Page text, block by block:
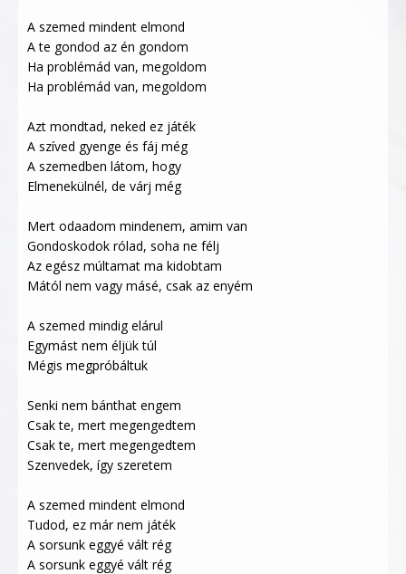
A szemed mindent elmond
A te gondod az én gondom
Ha problémád van, megoldom
Ha problémád van, megoldom
Azt mondtad, neked ez játék
A szíved gyenge és fáj még
A szemedben látom, hogy
Elmenekülnél, de várj még
Mert odaadom mindenem, amim van
Gondoskodok rólad, soha ne félj
Az egész múltamat ma kidobtam
Mától nem vagy másé, csak az enyém
A szemed mindig elárul
Egymást nem éljük túl
Mégis megpróbáltuk
Senki nem bánthat engem
Csak te, mert megengedtem
Csak te, mert megengedtem
Szenvedek, így szeretem
A szemed mindent elmond
Tudod, ez már nem játék
A sorsunk eggyé vált rég
A sorsunk eggyé vált rég